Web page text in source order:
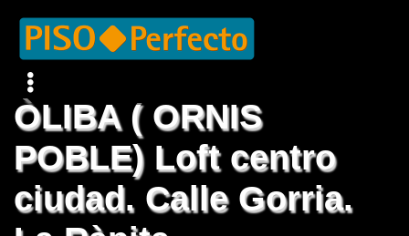
ÒLIBA ( ORNIS
POBLE) Loft centro
ciudad. Calle Gorria.